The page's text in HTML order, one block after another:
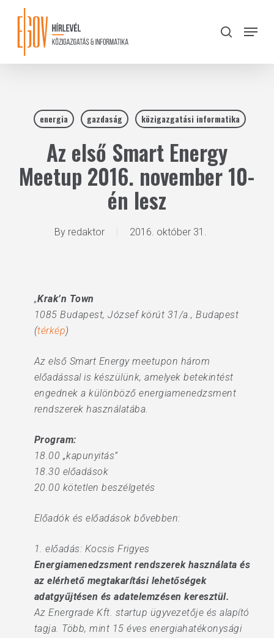
content
search
Menu
energia gazdaság közigazgatási informatika
Az első Smart Energy
Meetup 2016. november 10-
én lesz
By redaktor 2016. október 31.
„Krak’n Town
1085 Budapest, József körút 31/a., Budapest
(térkép)
Az első Smart Energy meetupon három
előadással is készülünk, amelyek betekintést
engednek a különböző energiamenedzsment
rendszerek használatába.
Program:
18.00 „kapunyitás”
18.30 előadások
20.00 kötetlen beszélgetés
Előadók és előadások bővebben:
1. előadás: Kocsis Frigyes
Energiamenedzsment rendszerek használata és
az elérhető megtakarítási lehetőségek
adatgyűjtésen és adatelemzésen keresztül.
Az Energrade Kft. startup ügyvezetője és alapító
tagja. Több, mint 15 éves energiahatékonysági
Close